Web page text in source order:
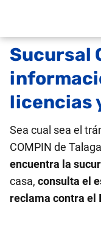
Sucursal
licencias
Sea cual sea el
COMPIN de
encuentra la
casa, consulta el
reclama contra el